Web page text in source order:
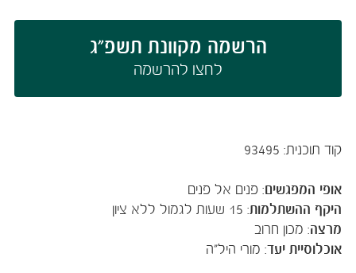
הרשמה מקוונת תשפ"ג
לחצו להרשמה​​​​​​​​​​​
קוד תוכנית: 93495
אופי המפגשים: פנים אל פנים
היקף ההשתלמות:
15 שעות לגמול ללא ציון
מרצה:מכון חרוב
אוכלוסיית יעד:מורי היל"ה